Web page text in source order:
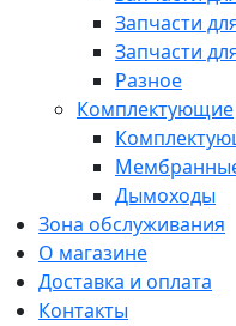
Запчасти
Запчасти
Разное
Комплектующие
Дымоходы
Зона обслуживания
О магазине
Доставка и оплата
Контакты